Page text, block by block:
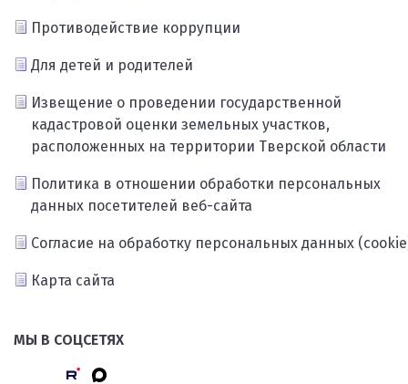
Противодействие коррупции
Для детей и родителей
Извещение о проведении государственной
кадастровой оценки земельных участков,
расположенных на территории Тверской области
Политика в отношении обработки персональных
данных посетителей веб-сайта
Согласие на обработку персональных данных
Карта сайта
МЫ В СОЦСЕТЯХ